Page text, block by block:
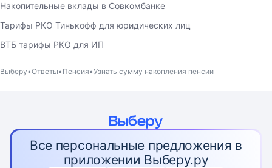
Накопительные вклады в Совкомбанке
Тарифы РКО Тинькофф для юридических лиц
ВТБ тарифы РКО для ИП
Выберу Ответы Пенсия Узнать сумму накопления пенсии
Все персональные предложения в
приложении Выберу.ру